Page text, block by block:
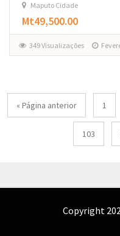
Maputo Cidade
Mt49,500.00
349 Visualizações
« Página anterior 1
103
Copyright